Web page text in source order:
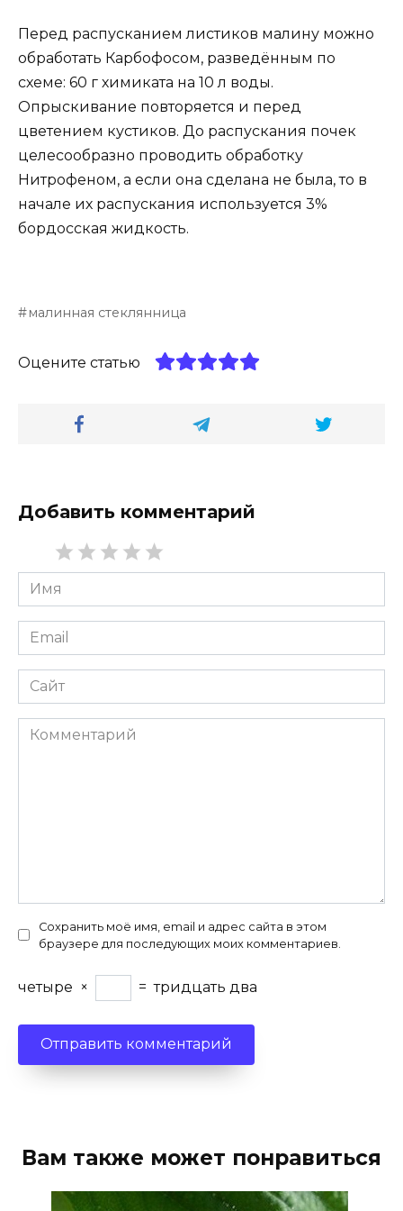
Перед распусканием листиков малину можно
обработать Карбофосом, разведённым по
схеме: 60 г химиката на 10 л воды.
Опрыскивание повторяется и перед
цветением кустиков. До распускания почек
целесообразно проводить обработку
Нитрофеном, а если она сделана не была, то в
начале их распускания используется 3%
бордосская жидкость.
малинная стеклянница
Оцените статью
Добавить комментарий
Имя
*
Email
*
Сайт
Комментарий
Сохранить моё имя, email и адрес сайта в этом
браузере для последующих моих комментариев.
четыре × = тридцать два
Вам также может понравиться